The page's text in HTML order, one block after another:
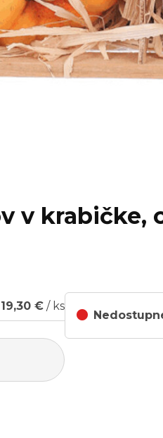
v krabičke,
19,30 € / ks